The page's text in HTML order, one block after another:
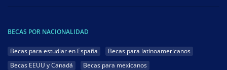
BECAS POR NACIONALIDAD
Becas para estudiar en España
Becas para latinoamericanos
Becas EEUU y Canadá
Becas para mexicanos